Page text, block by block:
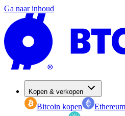
Ga naar inhoud
Kopen & verkopen
Bitcoin kopen